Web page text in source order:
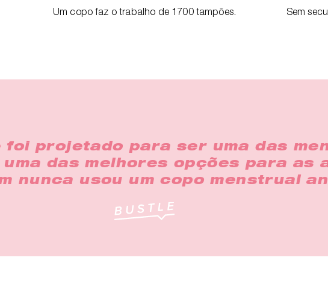
Um copo faz o trabalho de 1700 tampões.
Sem
foi projetado para ser uma das
uma das melhores opções para as
nunca usou um copo menstrual